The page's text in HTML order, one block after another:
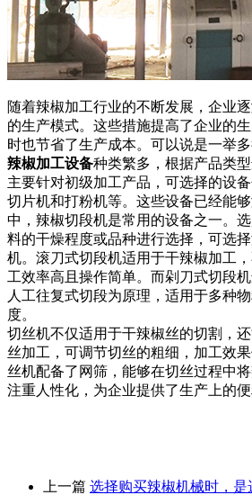
随着辣椒加工行业的不断发展，企业
的生产模式。这些措施提高了企业的
时也节省了生产成本。可以说是一举多
辣椒加工设备种类繁多，根据产品类
主要针对初级加工产品，可选择的设
切片机和打粉机等。这些设备已经能
中，辣椒切段机是常用的设备之一。
料的干燥程度或品种进行选择，可选
机。滚刀式切段机适用于干辣椒加工
工效率高且操作简单。而剁刀式切段
人工往复式切段为原理，适用于多种
度。
切丝机不仅适用于干辣椒丝的切割，
丝加工，可调节切丝的粗细，加工效
丝机配备了网筛，能够在切丝过程中
注重人性化，为企业提供了生产上的便
上一篇 选择购买辣椒机械时，